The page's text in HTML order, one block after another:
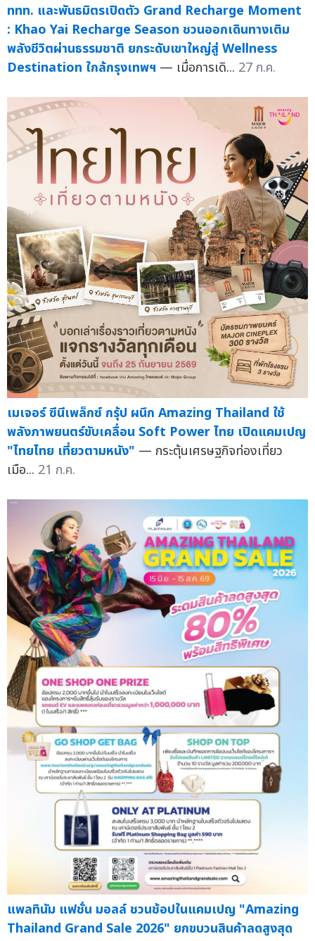
ททท. และพันธมิตรเปิดตัว Grand Recharge Moment
: Khao Yai Recharge Season ชวนออกเดินทางเติม
พลังชีวิตผ่านธรรมชาติ ยกระดับเขาใหญ่สู่ Wellness
Destination ใกล้กรุงเทพฯ — เมื่อการเดิ... 27 ก.ค.
เมเจอร์ ซีนีเพล็กซ์ กรุ้ป ผนึก Amazing Thailand ใช้
พลังภาพยนตร์ขับเคลื่อน Soft Power ไทย เปิดแคมเปญ
"ไทยไทย เที่ยวตามหนัง" — กระตุ้นเศรษฐกิจท่องเที่ยว
เมือ... 21 ก.ค.
แพลทินัม แฟชั่น มอลล์ ชวนช้อปในแคมเปญ "Amazing
Thailand Grand Sale 2026" ยกขบวนสินค้าลดสูงสุด